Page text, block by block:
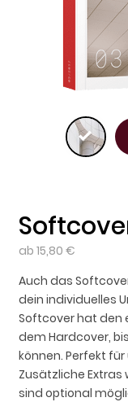
ab 15,80 €
Auch das
dein individuelles
Softcover hat den
dem Hardcover,
können. Perfekt
Zusätzliche Extras
sind optional